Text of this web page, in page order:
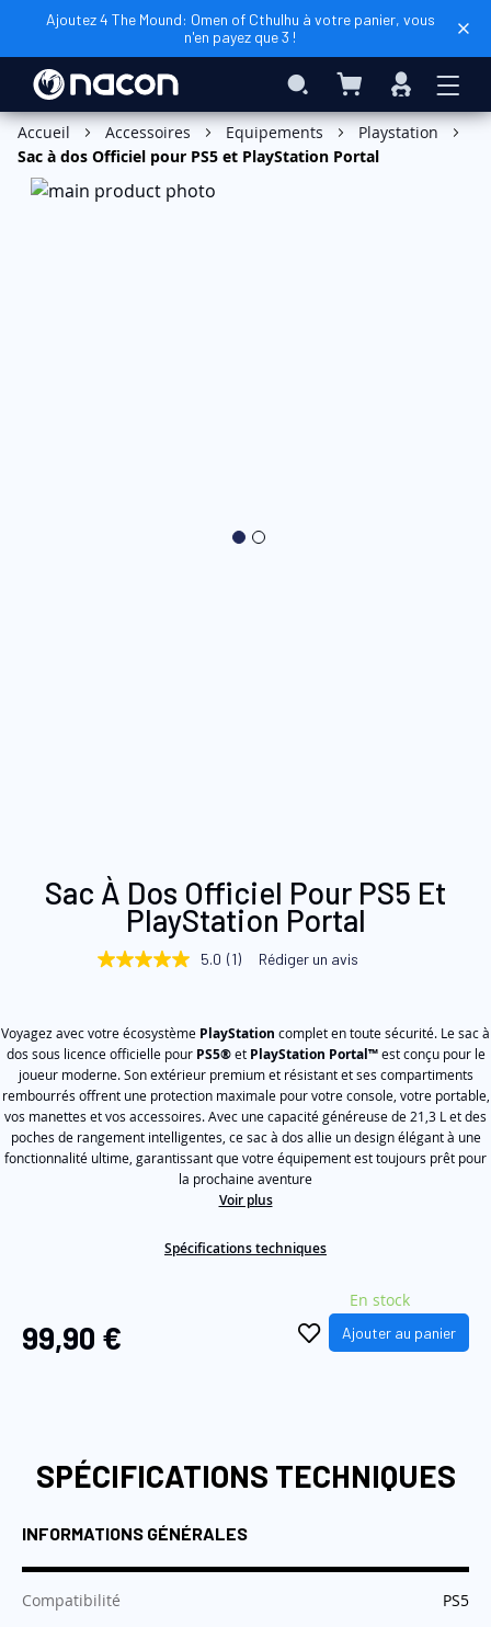
Ajoutez 4 The Mound: Omen of Cthulhu à votre panier, vous
n'en payez que 3 !
RechercherMon panierConnexion
Ajouter au panier
Accueil Accessoires Equipements
Playstation
Sac à dos Officiel pour PS5 et PlayStation Portal
Skip
to
beginning
images
gallery
Sac À Dos Officiel Pour PS5 Et
PlayStation Portal
5.0
valeur
de
la
note
moyenne.
Read
a
Review.
5.0 (1) Rédiger un avis
Voyagez avec votre écosystème PlayStation complet en toute sécurité. Le sac à
dos sous licence officielle pour PS5®et PlayStation Portal™est conçu pour le
joueur moderne. Son extérieur premium et résistant et ses compartiments
rembourrés offrent une protection maximale pour votre console, votre portable,
vos manettes et vos accessoires. Avec une capacité généreuse de 21,3 L et des
poches de rangement intelligentes, ce sac à dos allie un design élégant à une
fonctionnalité ultime, garantissant que votre équipement est toujours prêt pour
la prochaine aventure
Voir plus
Spécifications techniques
99,90 €
En stock
Ajouter au panier
SPÉCIFICATIONS TECHNIQUES
INFORMATIONS GÉNÉRALES
Compatibilité :PS5